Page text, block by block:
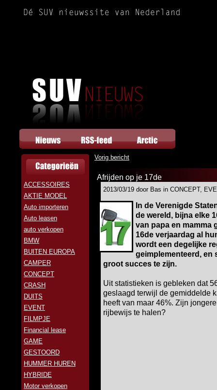
ACCESSOIRES
AKTIE MODEL
Auto importeren
Auto leasen
auto verkopen
BMW
BUITEN EUROPA
CAMPER
CONCEPT
CRASH
DUITS
EVENT
FILMPJE
Financial lease
GAME
GESTOORD
HUMMER HUREN
HYBRIDE
Motor verkopen
Vorig bericht
Afrijden op je 17de
2013/03/19 door Bas in CONCEPT,
In de Verenigde
de wereld, bijna elke
van papa en mamma
16de verjaardag al
wordt een degelijke
geimplementeerd, en
groot succes te zijn.
Uit statistieken is gebleken dat
geslaagd terwijl de gemiddelde
heeft van maar 46%. Zijn
rijbewijs te halen?